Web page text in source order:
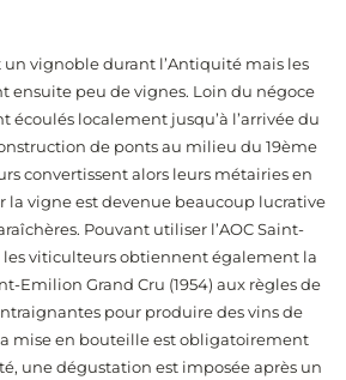
un vignoble durant l’Antiquité mais les
ensuite peu de vignes. Loin du négoce
écoulés localement jusqu’à l’arrivée du
de ponts au milieu du 19ème
convertissent alors leurs métairies en
la vigne est devenue beaucoup lucrative
Pouvant utiliser l’AOC Saint-
les viticulteurs obtiennent également la
Emilion Grand Cru (1954) aux règles de
pour produire des vins de
mise en bouteille est obligatoirement
une dégustation est imposée après un